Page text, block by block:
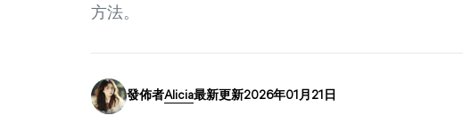
方法。
發佈者Alicia最新更新2026年01月21日